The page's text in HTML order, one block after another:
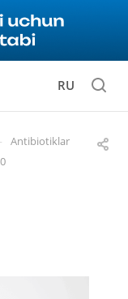
RU
Antibiotiklar